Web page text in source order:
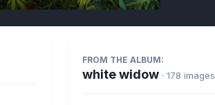
FROM THE ALBUM:
white widow · 178 images